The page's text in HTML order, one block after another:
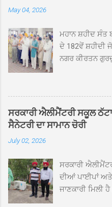
May 04, 2026
ਮਹਾਨ ਸ਼ਹੀਦ ਸੰਤ
ਦੇ 182ਵੇਂ
ਨਗਰ ਕੀਰਤਨ
ਸਰਪ੍ਰਸਤੀ ਹੇਠ,
ਮਹੱਲਾ ਸੰਤਪੁਰਾ ਤੋਂ
ਭਗਵਾਨਪੁਰ,
ਅਬਾਦ,
ਵਿਖੇ ਪਹੁੰਚਣ ’ਤੇ
ਇਲਾਕੇ ਦੀਆਂ
ਸਵਾਗਤ ਕੀਤਾ
ਸਰਕਾਰੀ ਐਲੀਮੈਂਟਰੀ ਸਕੂਲ
ਸੈਨੇਟਰੀ ਦਾ ਸਾਮਾਨ ਚੋਰੀ
July 02, 2026
ਸਰਕਾਰੀ
ਦੀਆਂ ਪਾਈਪਾਂ ਅਤੇ
ਜਾਣਕਾਰੀ ਮਿਲੀ